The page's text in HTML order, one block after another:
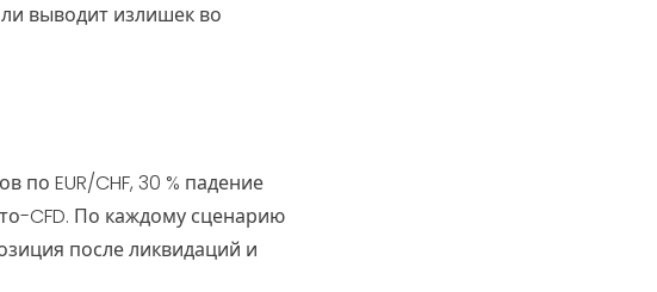
выводит излишек во
по EUR/CHF, 30 % падение
CFD. По каждому сценарию
после ликвидаций и